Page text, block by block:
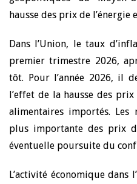
hausse des prix de l’énergie
Dans l’Union, le taux
premier trimestre 2026,
tôt. Pour l’année 2026, il
l’effet de la hausse des
alimentaires importés. Les
plus importante des prix
éventuelle poursuite du
L’activité économique dans